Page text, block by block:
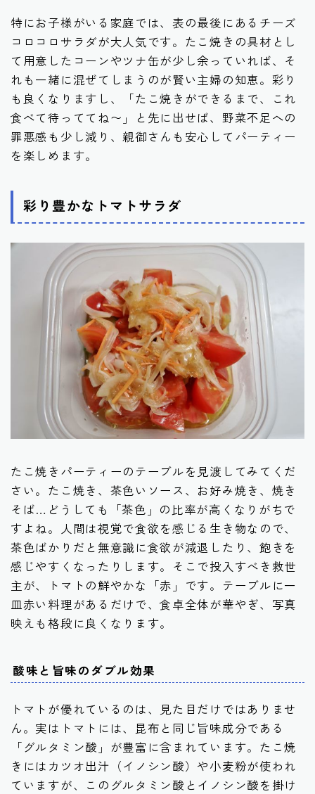
特にお子様がいる家庭では、表の最後にあるチーズ
コロコロサラダが大人気です。たこ焼きの具材とし
て用意したコーンやツナ缶が少し余っていれば、そ
れも一緒に混ぜてしまうのが賢い主婦の知恵。彩り
も良くなりますし、「たこ焼きができるまで、これ
食べて待っててね〜」と先に出せば、野菜不足への
罪悪感も少し減り、親御さんも安心してパーティー
を楽しめます。
彩り豊かなトマトサラダ
たこ焼きパーティーのテーブルを見渡してみてくだ
さい。たこ焼き、茶色いソース、お好み焼き、焼き
そば…どうしても「茶色」の比率が高くなりがちで
すよね。人間は視覚で食欲を感じる生き物なので、
茶色ばかりだと無意識に食欲が減退したり、飽きを
感じやすくなったりします。そこで投入すべき救世
主が、トマトの鮮やかな「赤」です。テーブルに一
皿赤い料理があるだけで、食卓全体が華やぎ、写真
映えも格段に良くなります。
酸味と旨味のダブル効果
トマトが優れているのは、見た目だけではありませ
ん。実はトマトには、昆布と同じ旨味成分である
「グルタミン酸」が豊富に含まれています。たこ焼
きにはカツオ出汁（イノシン酸）や小麦粉が使われ
ていますが、このグルタミン酸とイノシン酸を掛け